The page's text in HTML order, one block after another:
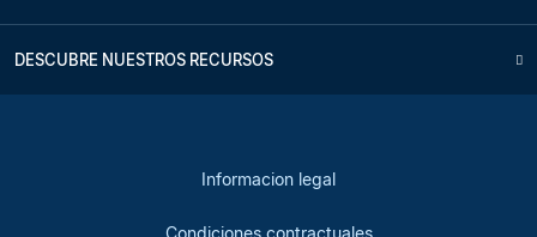
DESCUBRE NUESTROS RECURSOS
Informacion legal
Condiciones contractuales